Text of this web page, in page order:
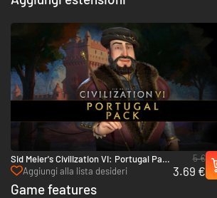
Sid Meier's Civilization VI: Portugal Pack
- PC & Mac (Steam)
Aggiungi alla lista desideri
5 €
3.69 €
Game features